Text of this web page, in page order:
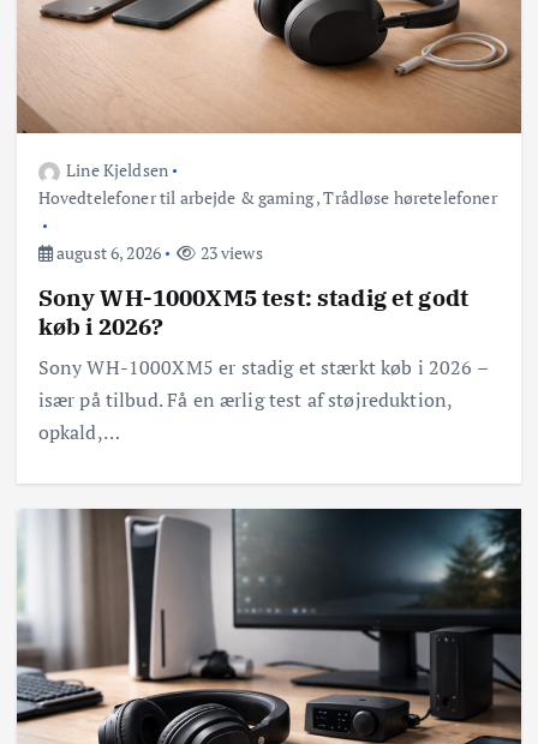
Line Kjeldsen
Hovedtelefoner til arbejde & gaming,Trådløse høretelefoner
august 6, 2026 23 views
Sony WH-1000XM5 test: stadig et godt
køb i 2026?
Sony WH-1000XM5 er stadig et stærkt køb i 2026 –
især på tilbud. Få en ærlig test af støjreduktion,
opkald,…